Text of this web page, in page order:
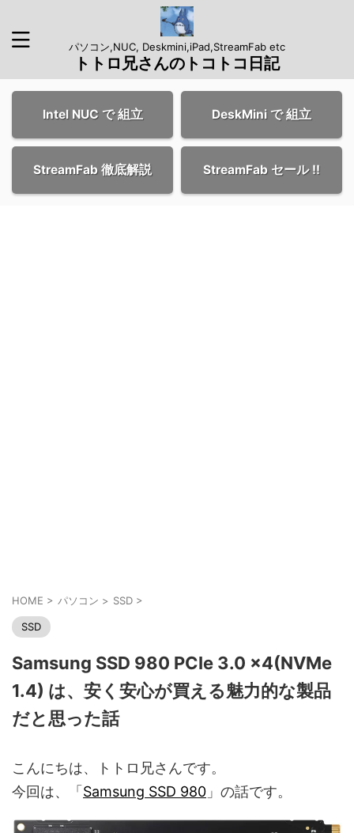
パソコン,NUC, Deskmini,iPad,StreamFab etc
トトロ兄さんのトコトコ日記
Intel NUC で 組立 DeskMini で 組立
StreamFab 徹底解説 StreamFab セール !!
HOME > パソコン > SSD >
SSD
Samsung SSD 980 PCIe 3.0 x4(NVMe
1.4) は、安く安心が買える魅力的な製品
だと思った話
こんにちは、トトロ兄さんです。
今回は、「 Samsung SSD 980 」の話です。